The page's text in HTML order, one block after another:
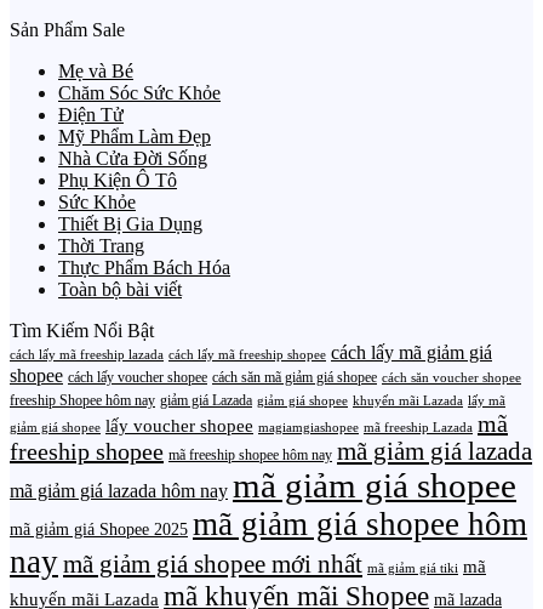
Sản Phẩm Sale
Mẹ và Bé
Chăm Sóc Sức Khỏe
Điện Tử
Mỹ Phẩm Làm Đẹp
Nhà Cửa Đời Sống
Phụ Kiện Ô Tô
Sức Khỏe
Thiết Bị Gia Dụng
Thời Trang
Thực Phẩm Bách Hóa
Toàn bộ bài viết
Tìm Kiếm Nổi Bật
cách lấy mã freeship lazada cách lấy mã freeship shopee cách lấy mã giảm giá
shopee cách lấy voucher shopee cách săn mã giảm giá shopee cách săn voucher shopee
freeship Shopee hôm nay giảm giá Lazada giảm giá shopee khuyến mãi Lazada lấy mã
giảm giá shopee lấy voucher shopee magiamgiashopee mã freeship Lazada mã
freeship shopee mã freeship shopee hôm nay mã giảm giá lazada
mã giảm giá lazada hôm nay mã giảm giá shopee
mã giảm giá Shopee 2025 mã giảm giá shopee hôm
naymã giảm giá shopee mới nhất mã giảm giá tiki mã
khuyến mãi Lazada mã khuyến mãi Shopee mã lazada